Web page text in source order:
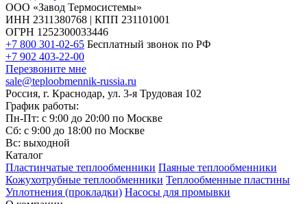
ООО «Завод Термосистемы»
ИНН 2311380768 | КПП 231101001
ОГРН 1252300033446
+7 800 301-02-65 Бесплатный звонок по РФ
+7 902 403-22-00
Перезвоните мне
sale@teploobmennik-russia.ru
Россия, г. Краснодар, ул. 3-я Трудовая 102
График работы:
Пн-Пт: с 9:00 до 20:00 по Москве
Сб: с 9:00 до 18:00 по Москве
Вс: выходной
Каталог
Пластинчатые теплообменники Паяные теплообменники
Кожухотрубные теплообменники Теплообменные пластины
Уплотнения (прокладки) Насосы для промывки